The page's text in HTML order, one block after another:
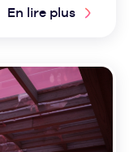
En lire plus